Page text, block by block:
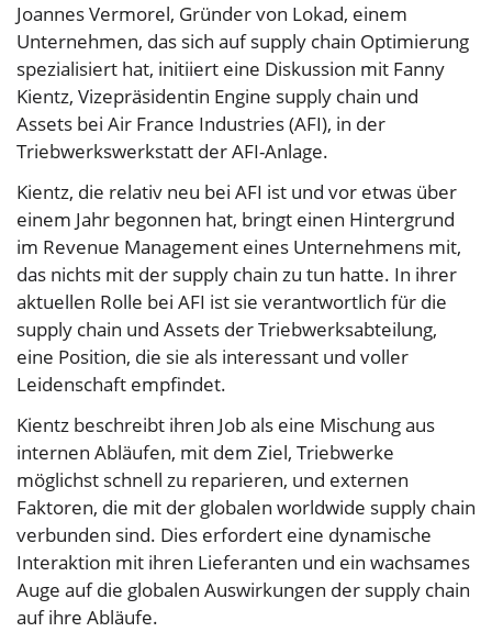
Joannes Vermorel, Gründer von Lokad, einem
Unternehmen, das sich auf supply chain Optimierung
spezialisiert hat, initiiert eine Diskussion mit Fanny
Kientz, Vizepräsidentin Engine supply chain und
Assets bei Air France Industries (AFI), in der
Triebwerkswerkstatt der AFI-Anlage.
Kientz, die relativ neu bei AFI ist und vor etwas über
einem Jahr begonnen hat, bringt einen Hintergrund
im Revenue Management eines Unternehmens mit,
das nichts mit der supply chain zu tun hatte. In ihrer
aktuellen Rolle bei AFI ist sie verantwortlich für die
supply chain und Assets der Triebwerksabteilung,
eine Position, die sie als interessant und voller
Leidenschaft empfindet.
Kientz beschreibt ihren Job als eine Mischung aus
internen Abläufen, mit dem Ziel, Triebwerke
möglichst schnell zu reparieren, und externen
Faktoren, die mit der globalen worldwide supply chain
verbunden sind. Dies erfordert eine dynamische
Interaktion mit ihren Lieferanten und ein wachsames
Auge auf die globalen Auswirkungen der supply chain
auf ihre Abläufe.